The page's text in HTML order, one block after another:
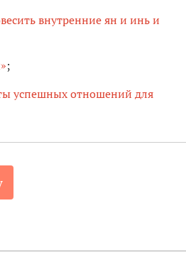
внутренние ян и инь и
;
успешных отношений для